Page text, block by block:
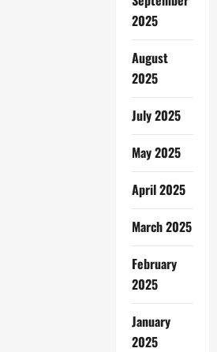
2025
August
2025
July 2025
May 2025
April 2025
March 2025
February
2025
January
2025